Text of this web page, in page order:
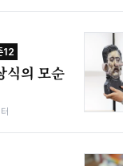
12
식의 모순